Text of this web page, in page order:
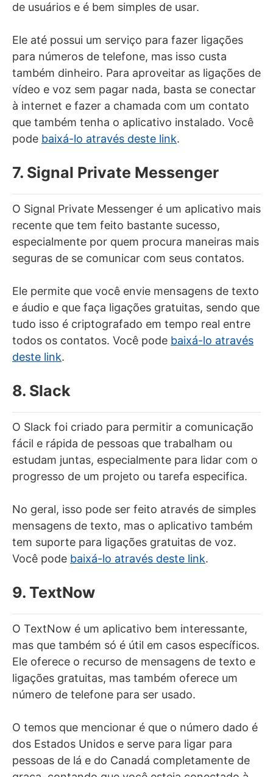
de usuários e é bem simples de usar.
Ele até possui um serviço para fazer ligações
para números de telefone, mas isso custa
também dinheiro. Para aproveitar as ligações de
vídeo e voz sem pagar nada, basta se conectar
à internet e fazer a chamada com um contato
que também tenha o aplicativo instalado. Você
pode baixá-lo através deste link.
7. Signal Private Messenger
O Signal Private Messenger é um aplicativo mais
recente que tem feito bastante sucesso,
especialmente por quem procura maneiras mais
seguras de se comunicar com seus contatos.
Ele permite que você envie mensagens de texto
e áudio e que faça ligações gratuitas, sendo que
tudo isso é criptografado em tempo real entre
todos os contatos. Você pode baixá-lo através
deste link.
8. Slack
O Slack foi criado para permitir a comunicação
fácil e rápida de pessoas que trabalham ou
estudam juntas, especialmente para lidar com o
progresso de um projeto ou tarefa especifica.
No geral, isso pode ser feito através de simples
mensagens de texto, mas o aplicativo também
tem suporte para ligações gratuitas de voz.
Você pode baixá-lo através deste link.
9. TextNow
O TextNow é um aplicativo bem interessante,
mas que também só é útil em casos específicos.
Ele oferece o recurso de mensagens de texto e
ligações gratuitas, mas também oferece um
número de telefone para ser usado.
O temos que mencionar é que o número dado é
dos Estados Unidos e serve para ligar para
pessoas de lá e do Canadá completamente de